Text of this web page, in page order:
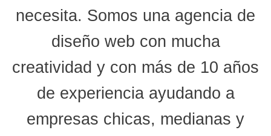
necesita. Somos una agencia de
diseño web con mucha
creatividad y con más de 10 años
de experiencia ayudando a
empresas chicas, medianas y